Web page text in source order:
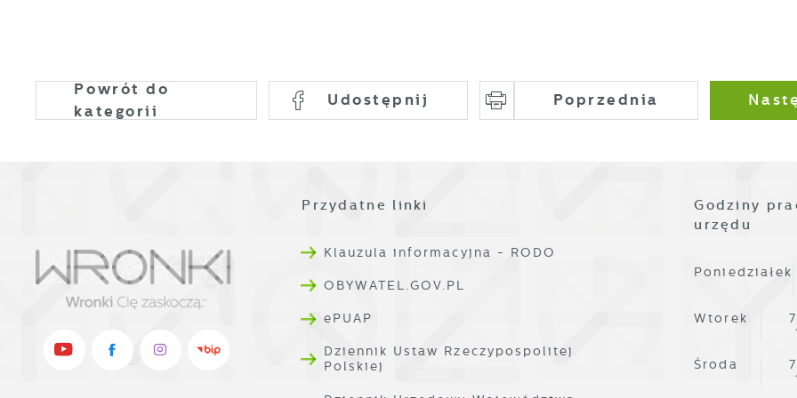
Powrótdo
kategorii
Udostępnij Poprzednia
Przydatne linki
Klauzula informacyjna - RODO
OBYWATEL.GOV.PL
ePUAP
Dziennik Ustaw Rzeczypospolitej
Polskiej
Godziny
urzędu
Poniedziałek
Wtorek
Środa